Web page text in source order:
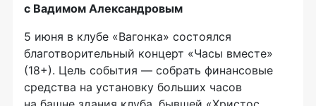
с Вадимом Александровым
5 июня в клубе «Вагонка» состоялся
благотворительный концерт «Часы вместе»
(18+). Цель события — собрать финансовые
средства на установку больших часов